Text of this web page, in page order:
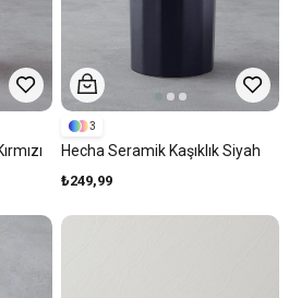
Hecha Seramik Kaşıklık Siyah
₺249,99
3